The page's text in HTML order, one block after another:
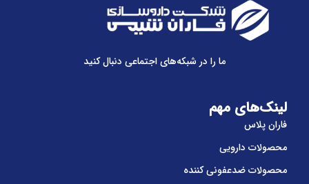
ما را در شبکه‌های اجتماعی دنبال کنید
لینک‌های مهم
فاران پلاس
محصولات دارویی
محصولات ضدعفونی کننده